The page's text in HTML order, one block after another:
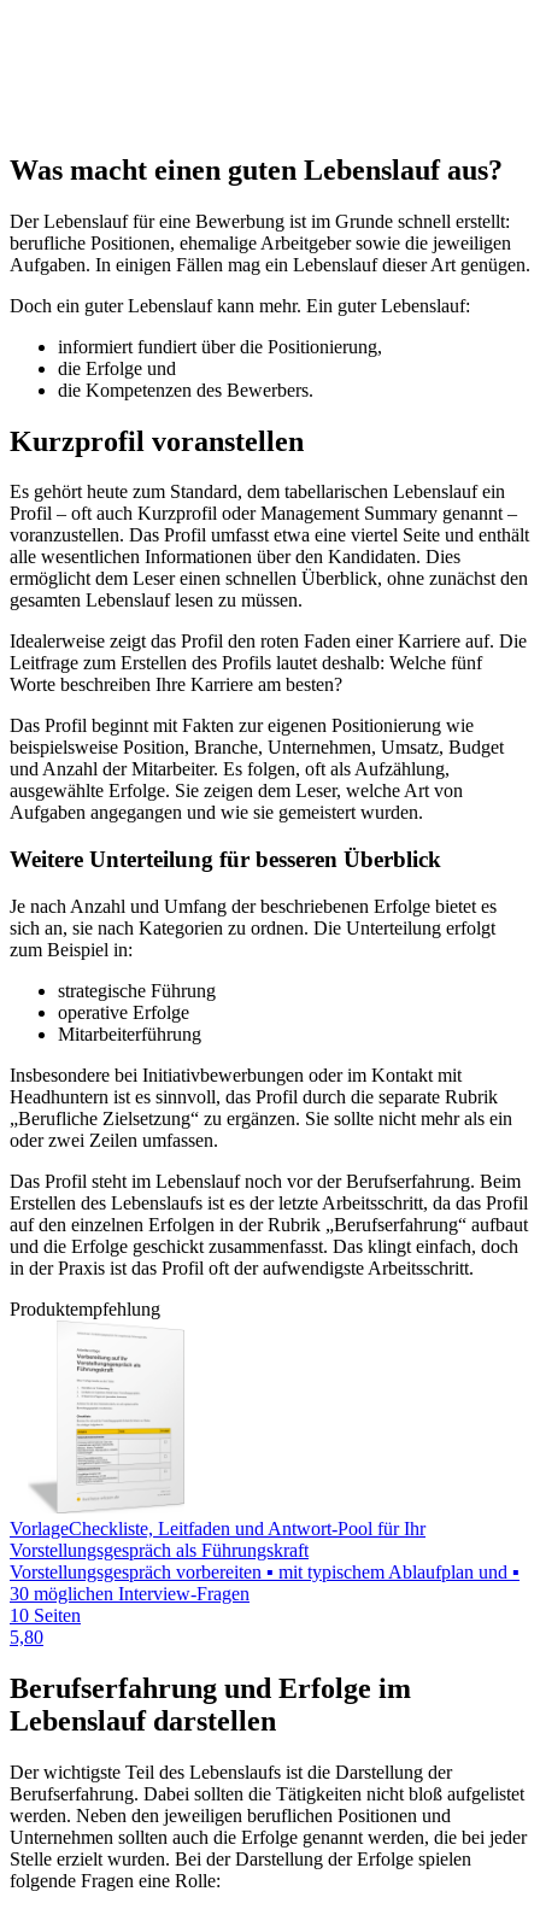
Was macht einen guten Lebenslauf aus?
Der Lebenslauf für eine Bewerbung ist im Grunde schnell erstellt:
berufliche Positionen, ehemalige Arbeitgeber sowie die jeweiligen
Aufgaben. In einigen Fällen mag ein Lebenslauf dieser Art genügen.
Doch ein guter Lebenslauf kann mehr. Ein guter Lebenslauf:
informiert fundiert über die Positionierung,
die Erfolge und
die Kompetenzen des Bewerbers.
Kurzprofil voranstellen
Es gehört heute zum Standard, dem tabellarischen Lebenslauf ein
Profil – oft auch Kurzprofil oder Management Summary genannt –
voranzustellen. Das Profil umfasst etwa eine viertel Seite und enthält
alle wesentlichen Informationen über den Kandidaten. Dies
ermöglicht dem Leser einen schnellen Überblick, ohne zunächst den
gesamten Lebenslauf lesen zu müssen.
Idealerweise zeigt das Profil den roten Faden einer Karriere auf. Die
Leitfrage zum Erstellen des Profils lautet deshalb: Welche fünf
Worte beschreiben Ihre Karriere am besten?
Das Profil beginnt mit Fakten zur eigenen Positionierung wie
beispielsweise Position, Branche, Unternehmen, Umsatz, Budget
und Anzahl der Mitarbeiter. Es folgen, oft als Aufzählung,
ausgewählte Erfolge. Sie zeigen dem Leser, welche Art von
Aufgaben angegangen und wie sie gemeistert wurden.
Weitere Unterteilung für besseren Überblick
Je nach Anzahl und Umfang der beschriebenen Erfolge bietet es
sich an, sie nach Kategorien zu ordnen. Die Unterteilung erfolgt
zum Beispiel in:
strategische Führung
operative Erfolge
Mitarbeiterführung
Insbesondere bei Initiativbewerbungen oder im Kontakt mit
Headhuntern ist es sinnvoll, das Profil durch die separate Rubrik
„Berufliche Zielsetzung“ zu ergänzen. Sie sollte nicht mehr als ein
oder zwei Zeilen umfassen.
Das Profil steht im Lebenslauf noch vor der Berufserfahrung. Beim
Erstellen des Lebenslaufs ist es der letzte Arbeitsschritt, da das Profil
auf den einzelnen Erfolgen in der Rubrik „Berufserfahrung“ aufbaut
und die Erfolge geschickt zusammenfasst. Das klingt einfach, doch
in der Praxis ist das Profil oft der aufwendigste Arbeitsschritt.
Produktempfehlung
VorlageCheckliste, Leitfaden und Antwort-Pool für Ihr
Vorstellungsgespräch als Führungskraft
Vorstellungsgespräch vorbereiten ▪ mit typischem Ablaufplan und ▪
30 möglichen Interview-Fragen
10 Seiten
5,80
Berufserfahrung und Erfolge im
Lebenslauf darstellen
Der wichtigste Teil des Lebenslaufs ist die Darstellung der
Berufserfahrung. Dabei sollten die Tätigkeiten nicht bloß aufgelistet
werden. Neben den jeweiligen beruflichen Positionen und
Unternehmen sollten auch die Erfolge genannt werden, die bei jeder
Stelle erzielt wurden. Bei der Darstellung der Erfolge spielen
folgende Fragen eine Rolle: